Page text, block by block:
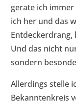
gerate ich immer
ich her und das
Entdeckerdrang,
Und das nicht
sondern
Allerdings stelle
Bekanntenkreis